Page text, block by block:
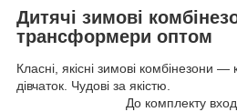
Дитячі зимові
трансформери оптом
Класні, якісні зимові комбінезони
дівчаток.
До комплекту входить